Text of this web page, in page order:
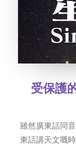
受保護
雖然廣東話同
東話講天文嘅